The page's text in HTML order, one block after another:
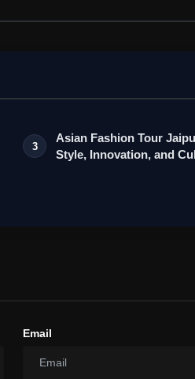
3
Asian Fashion Tour
Style, Innovation, and
Email